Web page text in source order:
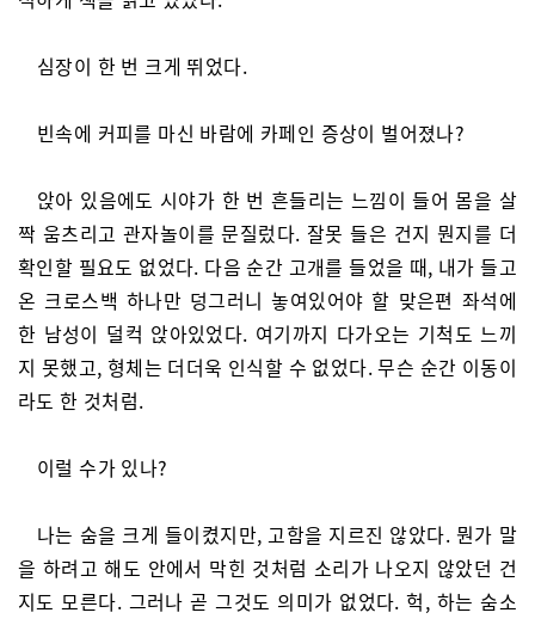
심장이 한 번 크게 뛰었다.
빈속에 커피를 마신 바람에 카페인 증상이 벌어졌나?
앉아 있음에도 시야가 한 번 흔들리는 느낌이 들어 몸을 살
짝 움츠리고 관자놀이를 문질렀다. 잘못 들은 건지 뭔지를 더
확인할 필요도 없었다. 다음 순간 고개를 들었을 때, 내가 들고
온 크로스백 하나만 덩그러니 놓여있어야 할 맞은편 좌석에
한 남성이 덜컥 앉아있었다. 여기까지 다가오는 기척도 느끼
지 못했고, 형체는 더더욱 인식할 수 없었다. 무슨 순간 이동이
라도 한 것처럼.
이럴 수가 있나?
나는 숨을 크게 들이켰지만, 고함을 지르진 않았다. 뭔가 말
을 하려고 해도 안에서 막힌 것처럼 소리가 나오지 않았던 건
지도 모른다. 그러나 곧 그것도 의미가 없었다. 헉, 하는 숨소